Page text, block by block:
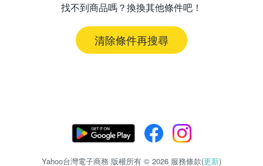
找不到商品嗎？換換其他條件吧！
清除條件再搜尋
Yahoo台灣電子商務 版權所有 © 2026 服務條款(更新)